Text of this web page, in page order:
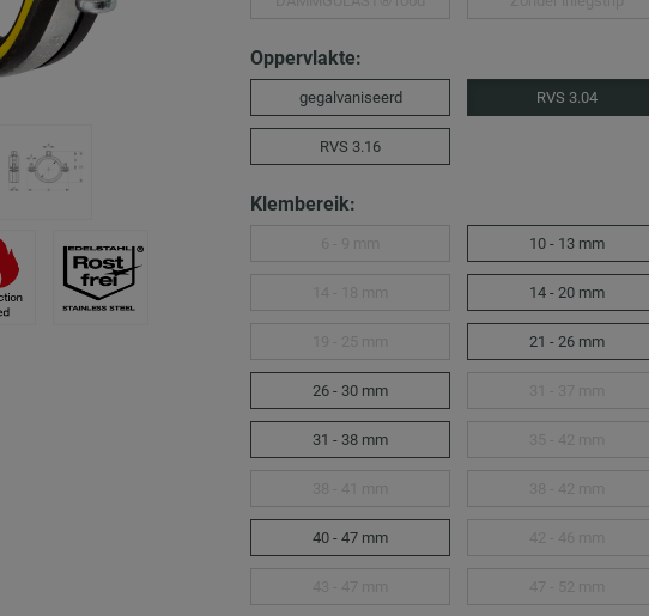
Oppervlakte:
gegalvaniseerd RVS 3.04
RVS 3.16
Klembereik:
10 - 13 mm
14 - 20 mm
21 - 26 mm
26 - 30 mm
31 - 38 mm
40 - 47 mm